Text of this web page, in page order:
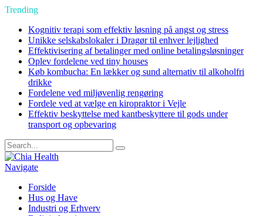
Trending
Kognitiv terapi som effektiv løsning på angst og stress
Unikke selskabslokaler i Dragør til enhver lejlighed
Effektivisering af betalinger med online betalingsløsninger
Oplev fordelene ved tiny houses
Køb kombucha: En lækker og sund alternativ til alkoholfri
drikke
Fordelene ved miljøvenlig rengøring
Fordele ved at vælge en kiropraktor i Vejle
Effektiv beskyttelse med kantbeskyttere til gods under
transport og opbevaring
Navigate
Forside
Hus og Have
Industri og Erhverv